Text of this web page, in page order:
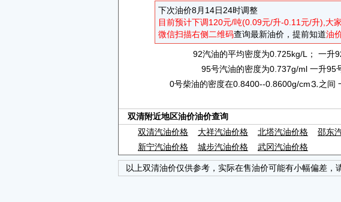
下次油价8月14日24时调整
目前预计下调120元/吨(0.09元/升-0.11元/升),大
微信扫描右侧二维码查询最新油价，提前知道油
92汽油的平均密度为0.725kg/L； 一升
95号汽油的密度为0.737g/ml 一升95
0号柴油的密度在0.8400--0.8600g/cm⒊之间
双清附近地区油价油价查询
双清汽油价格
大祥汽油价格 北塔汽油价格 邵东
新宁汽油价格
城步汽油价格 武冈汽油价格
以上双清油价仅供参考，实际在售油价可能有小幅偏差